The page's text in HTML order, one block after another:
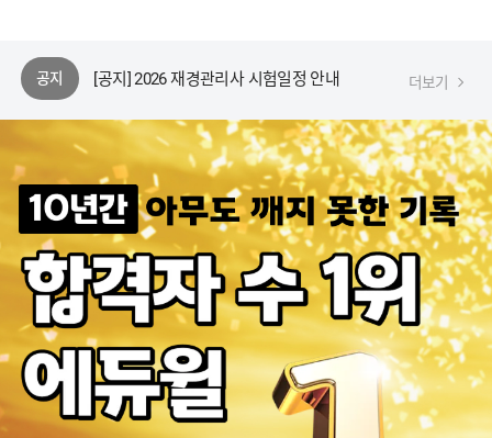
공지
[안내] 재경관리사(127회)/회계관리1급(132회)/회계관리2급(133회) 원서접수 안내
[안내] 에듀윌 동영상 플레이어 변경 안내
[안내] 에듀윌 플레이어 업데이트 공지
[공지] 2026 재경관리사 시험일정 안내
[당첨자 발표] 에듀윌 126회 재경관리사 가답안서비스 후기 작성 이벤트
[안내] 재경관리사(127회)/회계관리1급(132회)/회계관리2급(133회) 원서접수 안내
더보기